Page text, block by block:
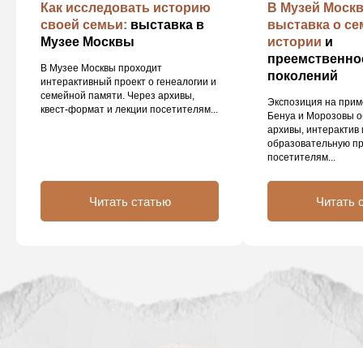
Как исследовать историю
своей семьи: выставка в
Музее Москвы
В Музее Москвы проходит
интерактивный проект о генеалогии и
семейной памяти. Через архивы,
квест-формат и лекции посетителям...
Читать статью
В Музей
выставка о
истории и
поколений
Экспозиция на
Бенуа и Морозовы
архивы, интерактив
образовательную
посетителям...
Читать